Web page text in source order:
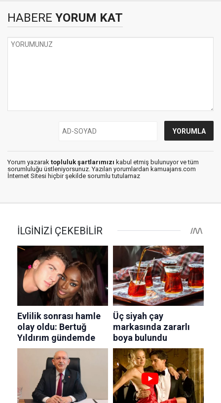
HABERE YORUM KAT
Yorum yazarak topluluk şartlarımızı kabul etmiş bulunuyor ve tüm
sorumluluğu üstleniyorsunuz. Yazılan yorumlardan kamuajans.com
İnternet Sitesi hiçbir şekilde sorumlu tutulamaz